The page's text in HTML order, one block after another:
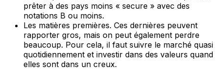
prêter à des pays moins « secure » avec des
notations B ou moins.
Les matières premières. Ces dernières peuvent
rapporter gros, mais on peut également perdre
beaucoup. Pour cela, il faut suivre le marché quasi
quotidiennement et investir dans des valeurs quand
elles sont dans un creux.